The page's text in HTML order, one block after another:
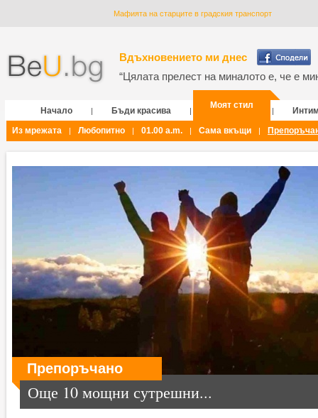
Мафията на старците в градския транспорт
Вдъхновението ми днес
“Цялата прелест на миналото е, че е
Начало | Бъди красива |
Моят стил
|
Из мрежата
| Любопитно | 01.00 a.m. | Сама вкъщи |
Препоръчано
Още 10 мощни сутрешни...